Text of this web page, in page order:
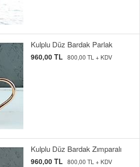
Kulplu Düz Bardak Parlak
960,00 TL 800,00 TL + KDV
Kulplu Düz Bardak Zımparalı
960,00 TL 800,00 TL + KDV